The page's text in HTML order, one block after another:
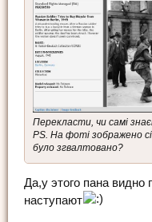
Перекласти, чи самі
PS. На фоті зображено
було згвалтовано?
Да,у этого пана видно
наступают